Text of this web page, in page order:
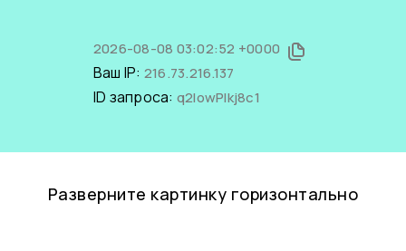
2026-08-08 03:02:52 +0000
Ваш IP: 216.73.216.137
ID запроса: q2IowPIkj8c1
Разверните картинку горизонтально